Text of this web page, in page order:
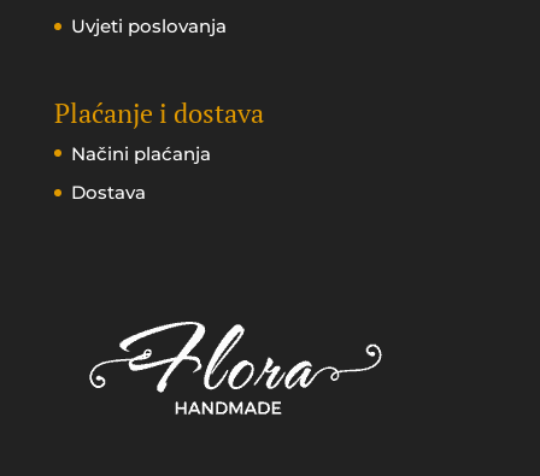
Uvjeti poslovanja
Plaćanje i dostava
Načini plaćanja
Dostava